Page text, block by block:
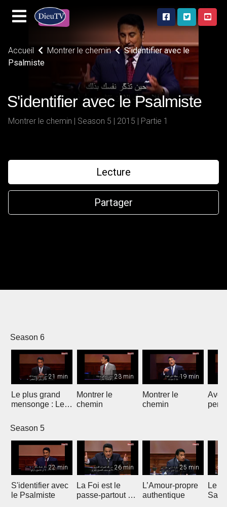
Accueil Montrer le chemin
S'identifier avec le
Psalmiste
S'identifier avec le Psalmiste
Montrer le chemin | Season 5 | 2015 | Partie 1
Lecture
Partager
Season 6
21 min
Le plus grand
mensonge : Le
23 min
Montrer le
chemin
19 min
Montrer le
chemin
Season 5
22 min
S'identifier avec
le Psalmiste
26 min
La Foi est le
passe-partout de
25 min
L’Amour-propre
authentique
Le
Sain